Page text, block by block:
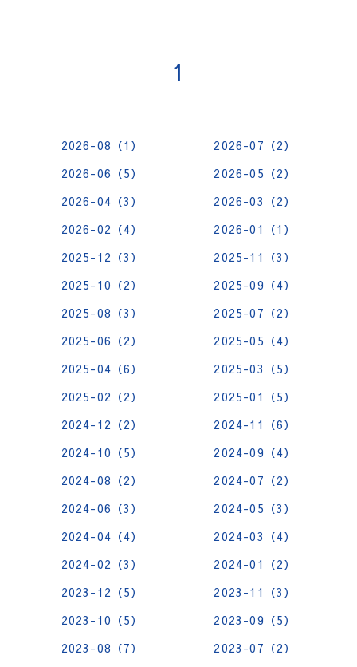
1
2026-08（1）
2026-07（2）
2026-06（5）
2026-05（2）
2026-04（3）
2026-03（2）
2026-02（4）
2026-01（1）
2025-12（3）
2025-11（3）
2025-10（2）
2025-09（4）
2025-08（3）
2025-07（2）
2025-06（2）
2025-05（4）
2025-04（6）
2025-03（5）
2025-02（2）
2025-01（5）
2024-12（2）
2024-11（6）
2024-10（5）
2024-09（4）
2024-08（2）
2024-07（2）
2024-06（3）
2024-05（3）
2024-04（4）
2024-03（4）
2024-02（3）
2024-01（2）
2023-12（5）
2023-11（3）
2023-10（5）
2023-09（5）
2023-08（7）
2023-07（2）